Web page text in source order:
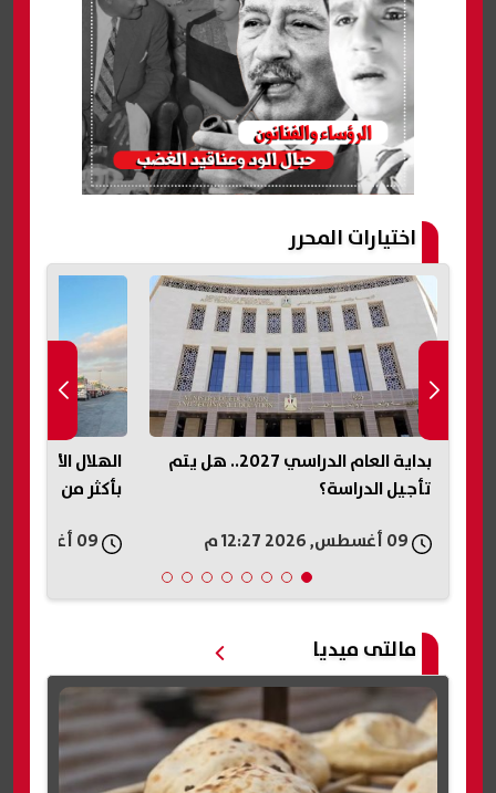
اختيارات المحرر
الهلال الأحمر المصري يمد أهالي غزة
بأكثر من 4،226 طنًا من المساعدات
رسميًا.. موعد
الجديد 2027
مالتى ميديا